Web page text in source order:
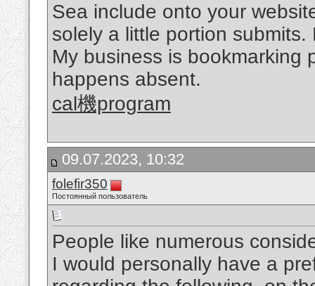
Sea include onto your
solely a little portion
My business is bookmarking
happens absent.
cal機program
09.07.2023, 10:32
folefir350
Постоянный пользователь
People like numerous
I would personally have a